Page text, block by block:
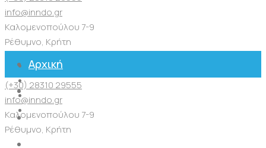
info@inndo.gr
Καλομενοπούλου 7-9
Ρέθυμνο, Κρήτη
Αρχική
Υπηρεσίες
Νέα
(+30) 28310 29555
info@inndo.gr
Καλομενοπούλου 7-9
Ρέθυμνο, Κρήτη